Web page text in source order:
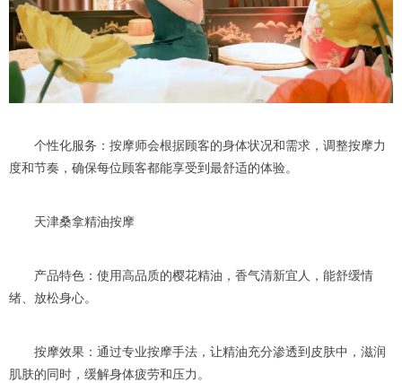
个性化服务：按摩师会根据顾客的身体状况和需求，调整按摩力
度和节奏，确保每位顾客都能享受到最舒适的体验。
天津桑拿精油按摩
产品特色：使用高品质的樱花精油，香气清新宜人，能舒缓情
绪、放松身心。
按摩效果：通过专业按摩手法，让精油充分渗透到皮肤中，滋润
肌肤的同时，缓解身体疲劳和压力。